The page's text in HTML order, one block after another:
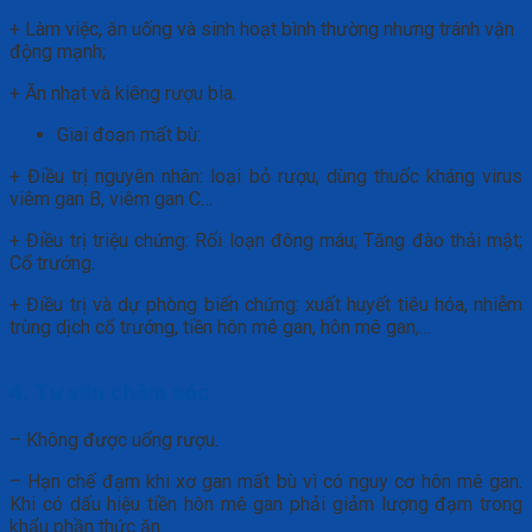
+ Làm việc, ăn uống và sinh hoạt bình thường nhưng tránh vận
động mạnh;
+ Ăn nhạt và kiêng rượu bia.
Giai đoạn mất bù:
+ Điều trị nguyên nhân: loại bỏ rượu, dùng thuốc kháng virus
viêm gan B, viêm gan C…
+ Điều trị triệu chứng: Rối loạn đông máu; Tăng đào thải mật;
Cổ trướng.
+ Điều trị và dự phòng biến chứng: xuất huyết tiêu hóa, nhiễm
trùng dịch cổ trướng, tiền hôn mê gan, hôn mê gan,…
– Không được uống rượu.
– Hạn chế đạm khi xơ gan mất bù vì có nguy cơ hôn mê gan.
Khi có dấu hiệu tiền hôn mê gan phải giảm lượng đạm trong
khẩu phần thức ăn.